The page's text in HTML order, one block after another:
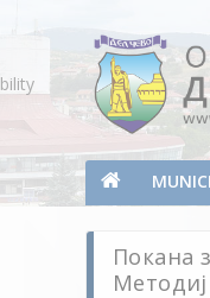
Municipality
Municipality of
Покана
Методиј